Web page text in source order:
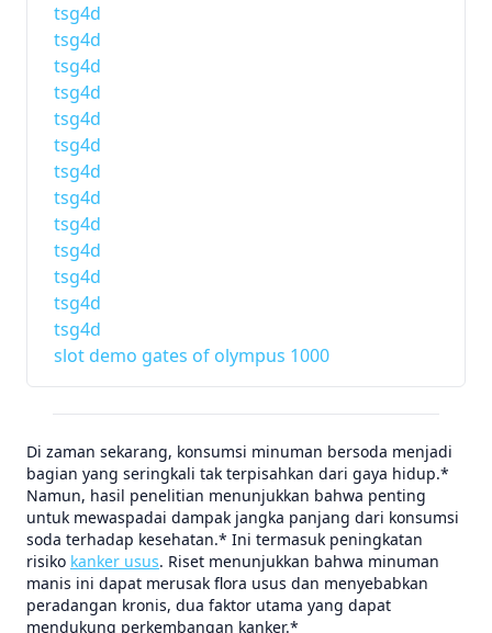
tsg4d
tsg4d
tsg4d
tsg4d
tsg4d
tsg4d
tsg4d
tsg4d
tsg4d
tsg4d
tsg4d
tsg4d
tsg4d
slot demo gates of olympus 1000
Di zaman sekarang, konsumsi minuman bersoda menjadi
bagian yang seringkali tak terpisahkan dari gaya hidup.*
Namun, hasil penelitian menunjukkan bahwa penting
untuk mewaspadai dampak jangka panjang dari konsumsi
soda terhadap kesehatan.* Ini termasuk peningkatan
risiko kanker usus. Riset menunjukkan bahwa minuman
manis ini dapat merusak flora usus dan menyebabkan
peradangan kronis, dua faktor utama yang dapat
mendukung perkembangan kanker.*